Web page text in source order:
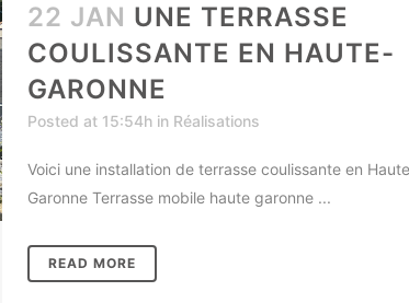
22 JAN UNE TERRASSE
COULISSANTE EN HAUTE-
GARONNE
Posted at 15:54hin Réalisations
Voici une installation de terrasse coulissante en Haute
Garonne Terrasse mobile haute garonne ...
READ MORE